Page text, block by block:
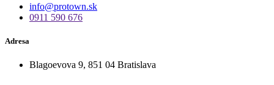
info@protown.sk
0911 590 676
Adresa
Blagoevova 9, 851 04 Bratislava